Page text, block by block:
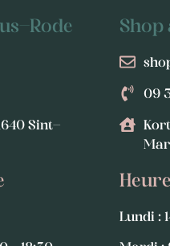
Rode
Sint-
09
Lundi :